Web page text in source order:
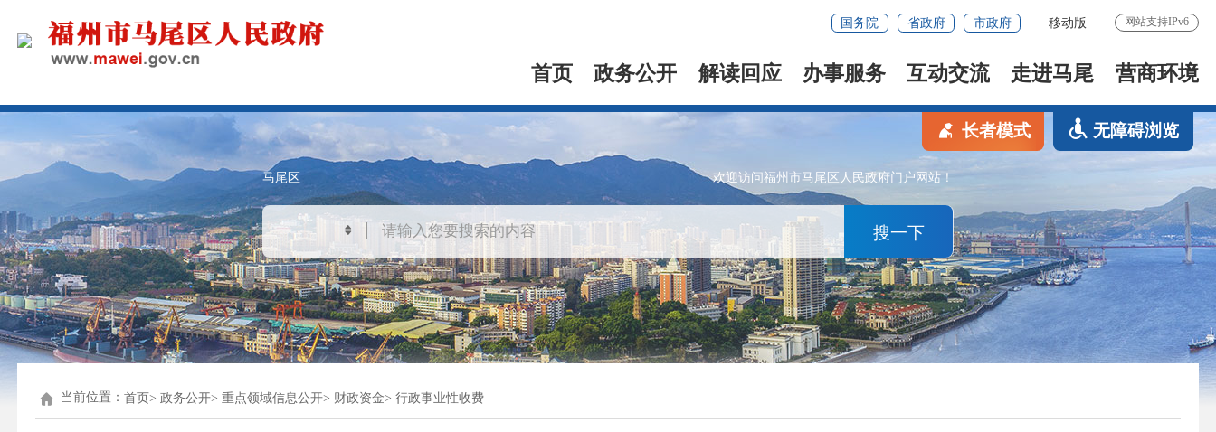
国务院 省政府 市政府 移动版 网站支持IPv6
首页 政务公开 解读回应 办事服务 互动交流 走进马尾 营商环境
马尾区 欢迎访问福州市马尾区人民政府门户网站！
搜一下
长者模式 无障碍浏览
当前位置：首页 政务公开 重点领域信息公开 财政资金 行政事业性收费